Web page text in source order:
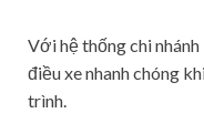
Với hệ thống chi
điều xe nhanh chóng
trình.